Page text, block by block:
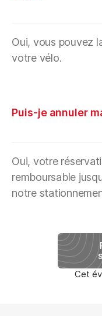
Oui, vous pouvez
votre vélo.
Puis-je annuler
Oui, votre
remboursable
notre
Cet